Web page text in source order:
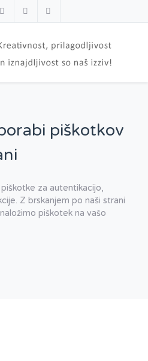
piškotkov
za autentikacijo,
Z brskanjem po naši strani
piškotek na vašo